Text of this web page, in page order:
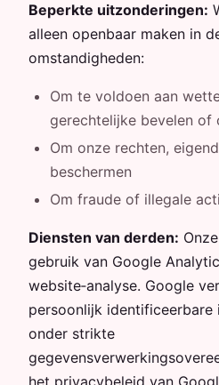
Beperkte uitzonderingen:
alleen openbaar maken in
omstandigheden:
Om te voldoen aan
gerechtelijke bevelen of
Om onze rechten,
beschermen
Om fraude of illegale
Diensten van derden:
gebruik van Google
website‑analyse. Google
persoonlijk
onder strikte
het privacybeleid van